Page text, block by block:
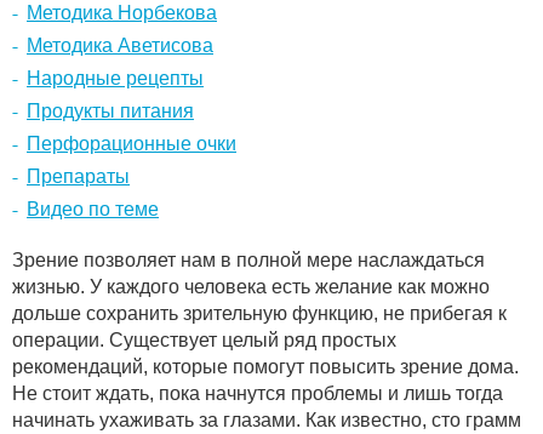
Методика Норбекова
Методика Аветисова
Народные рецепты
Продукты питания
Перфорационные очки
Препараты
Видео по теме
Зрение позволяет нам в полной мере наслаждаться
жизнью. У каждого человека есть желание как можно
дольше сохранить зрительную функцию, не прибегая к
операции. Существует целый ряд простых
рекомендаций, которые помогут повысить зрение дома.
Не стоит ждать, пока начнутся проблемы и лишь тогда
начинать ухаживать за глазами. Как известно, сто грамм